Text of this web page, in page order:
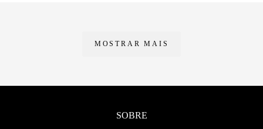
MOSTRAR MAIS
SOBRE